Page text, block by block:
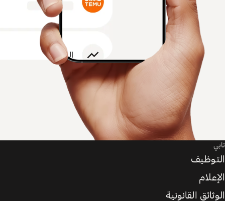
تابي
التوظيف
الإعلام
الوثائق القانونية